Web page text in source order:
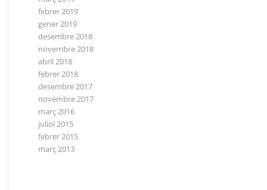
febrer 2019
gener 2019
desembre 2018
novembre 2018
abril 2018
febrer 2018
desembre 2017
novembre 2017
març 2016
juliol 2015
febrer 2015
març 2013